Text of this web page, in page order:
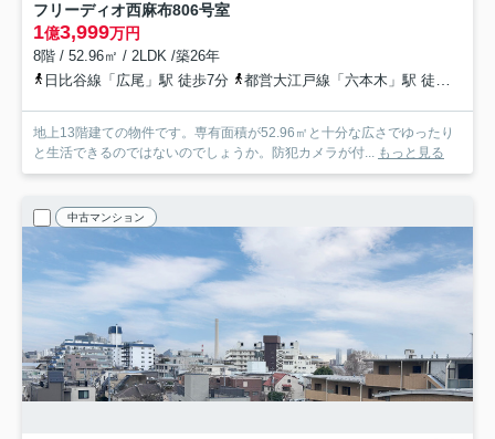
フリーディオ西麻布806号室
1億3,999万円
8階 / 52.96㎡ / 2LDK /築26年
日比谷線「広尾」駅 徒歩7分
都営大江戸線「六本木」駅 徒歩14分
地上13階建ての物件です。専有面積が52.96㎡と十分な広さでゆったり
と生活できるのではないのでしょうか。防犯カメラが付...
もっと見る
中古マンション